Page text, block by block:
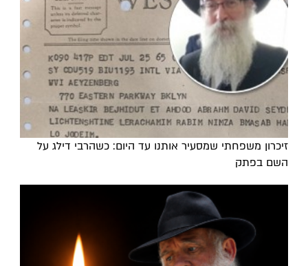
זיכרון משפחתי שמסעיר אותנו עד היום: כשהרבי דילג על
השם בפתק